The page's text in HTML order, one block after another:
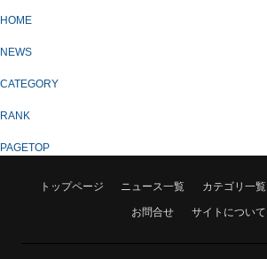
HOME
NEWS
CATEGORY
RANK
PAGETOP
トップページ ニュース一覧 カテゴリ一覧
お問合せ サイトについて